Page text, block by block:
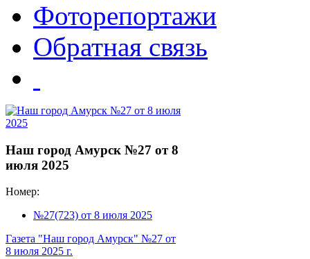
Фоторепортажи
Обратная связь
Наш город Амурск №27 от 8
июля 2025
Номер:
№27(723) от 8 июля 2025
Газета "Наш город Амурск" №27 от
8 июля 2025 г.